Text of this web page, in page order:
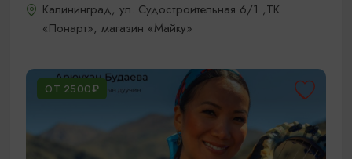
Калининград, ул. Судостроительная 6/1 ,ТК
«Понарт», магазин «Майку»
ОТ 2500₽